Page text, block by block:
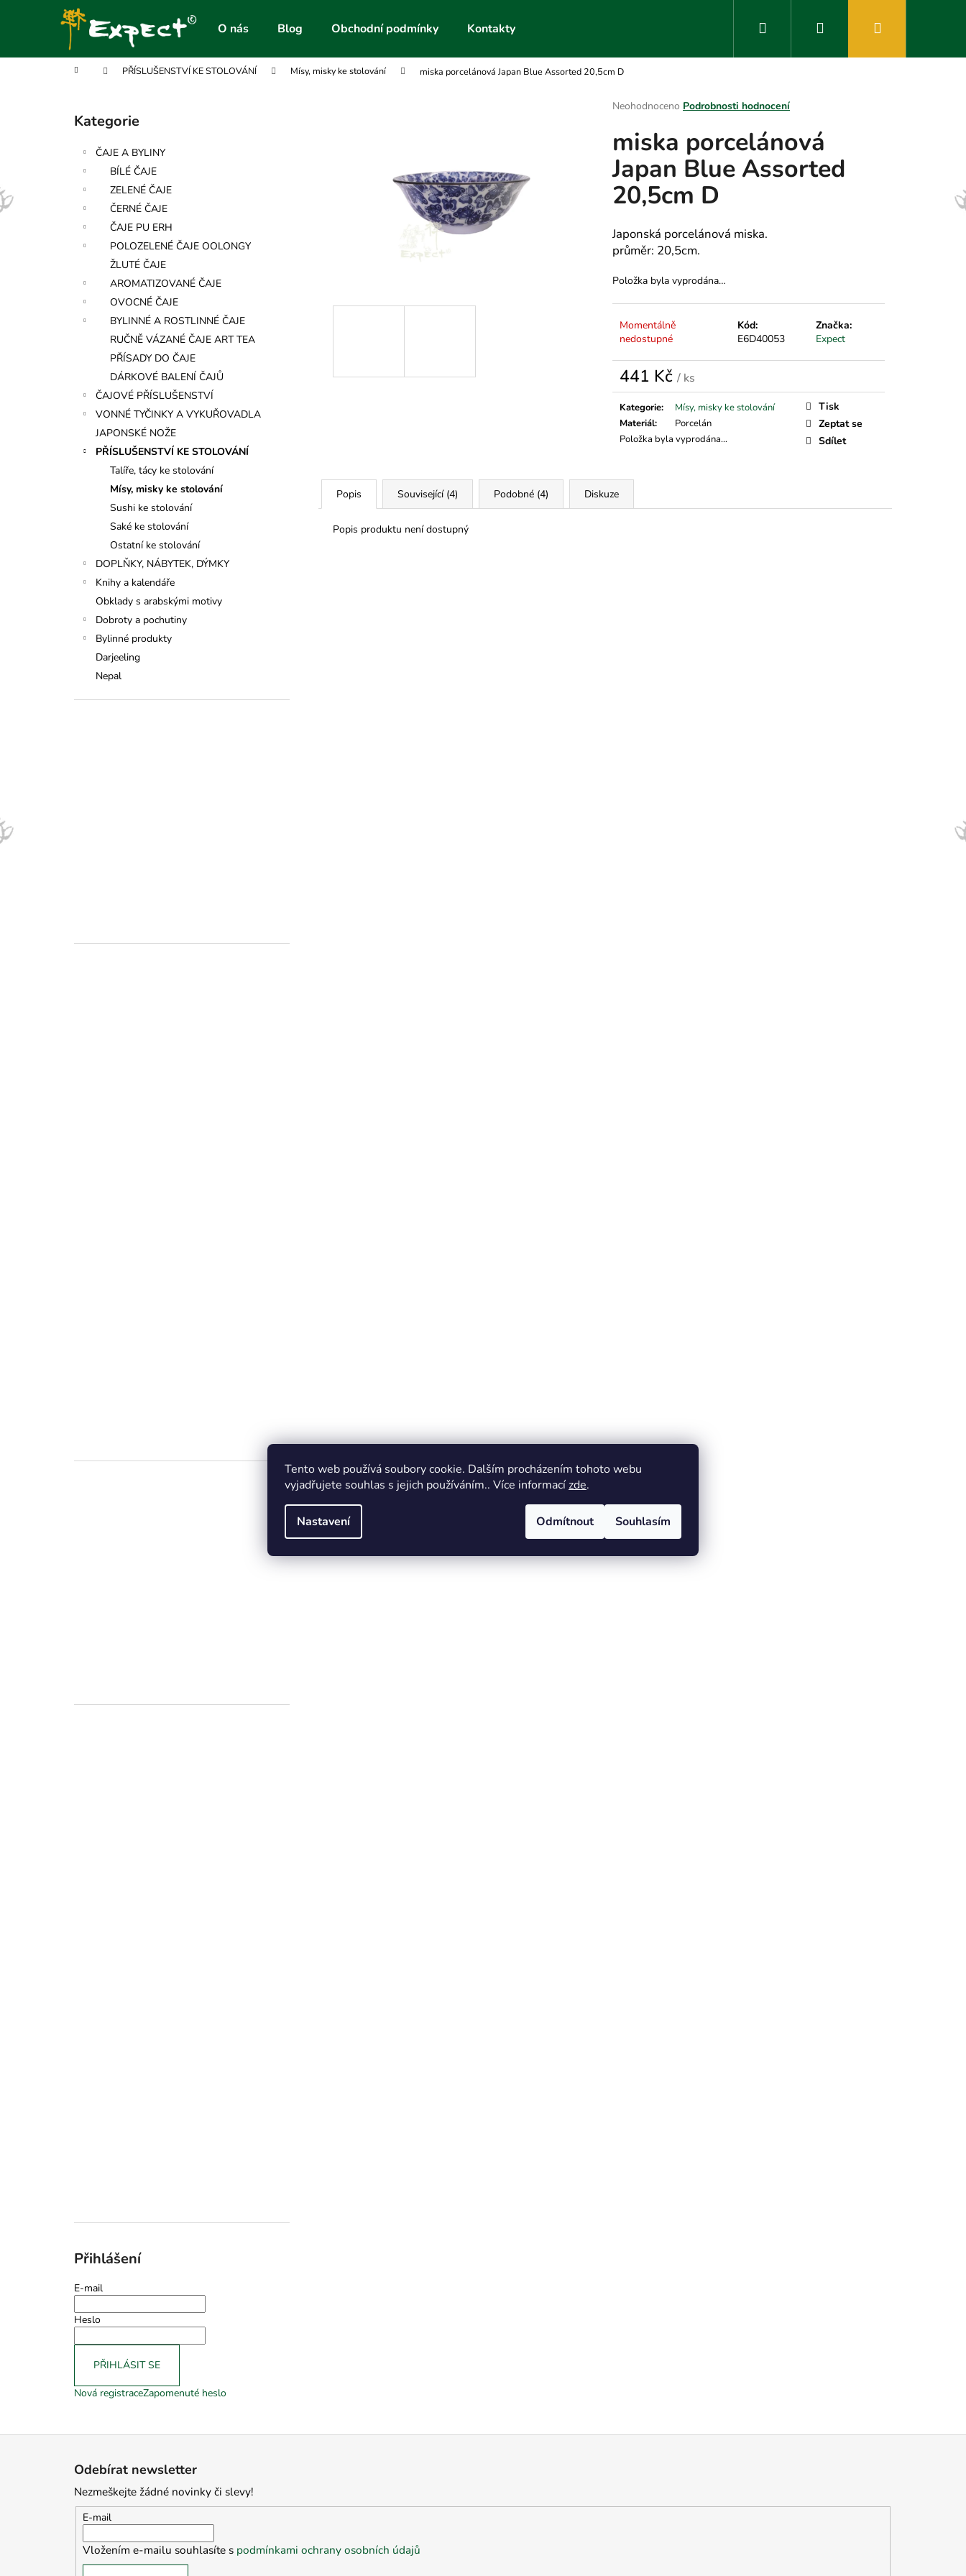
Tento web používá soubory cookie. Dalším procházením tohoto webu
vyjadřujete souhlas s jejich používáním.. Více informacízde.
Nastavení Odmítnout Souhlasím
O nás Blog Obchodní podmínky Kontakty Hledat Přihlášení
Domů PŘÍSLUŠENSTVÍ KE STOLOVÁNÍ Mísy, misky ke stolování miska porcelánová Japan Blue Assorted 20,5cm D
Přeskočit
kategorie
Kategorie
ČAJE A BYLINY
BÍLÉ ČAJE
ZELENÉ ČAJE
ČERNÉ ČAJE
ČAJE PU ERH
POLOZELENÉ ČAJE OOLONGY
ŽLUTÉ ČAJE
AROMATIZOVANÉ ČAJE
OVOCNÉ ČAJE
BYLINNÉ A ROSTLINNÉ ČAJE
RUČNĚ VÁZANÉ ČAJE ART TEA
PŘÍSADY DO ČAJE
DÁRKOVÉ BALENÍ ČAJŮ
ČAJOVÉ PŘÍSLUŠENSTVÍ
VONNÉ TYČINKY A VYKUŘOVADLA
JAPONSKÉ NOŽE
PŘÍSLUŠENSTVÍ KE STOLOVÁNÍ
Talíře, tácy ke stolování
Mísy, misky ke stolování
Sushi ke stolování
Saké ke stolování
Ostatní ke stolování
DOPLŇKY, NÁBYTEK, DÝMKY
Knihy a kalendáře
Obklady s arabskými motivy
Dobroty a pochutiny
Bylinné produkty
Darjeeling
Nepal
Přihlášení
E-mail
Heslo
PŘIHLÁSIT SE
Nová registraceZapomenuté heslo
Průměrné
produktu
je
0,0
z
5
hvězdiček.
Neohodnoceno Podrobnosti hodnocení
miska porcelánová
Japan Blue Assorted
20,5cm D
Japonská porcelánová miska.
průměr: 20,5cm.
Položka byla vyprodána…
Momentálně
nedostupné
Kód:
E6D40053
Značka:
Expect
441 Kč / ks
Měrná
cena:
Kategorie:
Mísy, misky ke stolování
Materiál:
Porcelán
Položka byla vyprodána…
Tisk
Zeptat se
Sdílet
Popis Související (4) Podobné (4) Diskuze
Popis produktu není dostupný
í
Zpět
do
Zpět
do
Co potřebujete najít?
Doporučujeme
Odebírat newsletter
Nezmeškejte žádné novinky či slevy!
E-mail
Vložením e-mailu souhlasíte s podmínkami ochrany osobních údajů